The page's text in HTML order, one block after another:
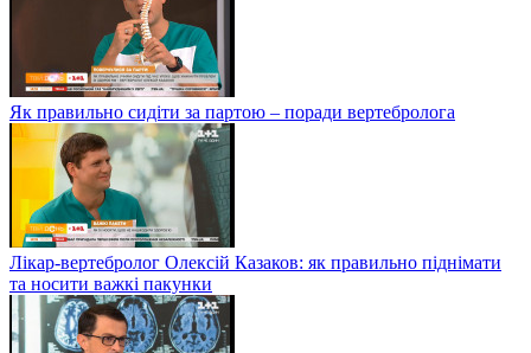
Як правильно сидіти за партою – поради вертебролога
Лікар-вертебролог Олексій Казаков: як правильно піднімати
та носити важкі пакунки